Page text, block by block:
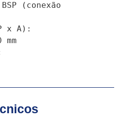
(conexão
x A):